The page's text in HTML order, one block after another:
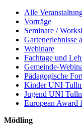
Alle
Vorträge
Seminare /
Webinare
Fachtage und
Gemeinde-
Pädagogische
Kinder UNI
Jugend UNI
European Award
Mödling